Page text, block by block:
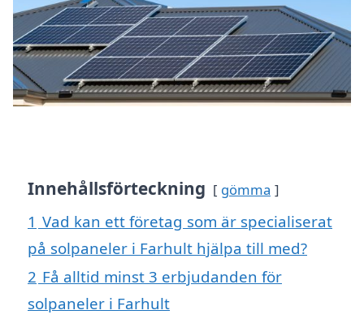
Innehållsförteckning gömma
1 Vad kan ett företag som är specialiserat
på solpaneler i Farhult hjälpa till med?
2 Få alltid minst 3 erbjudanden för
solpaneler i Farhult